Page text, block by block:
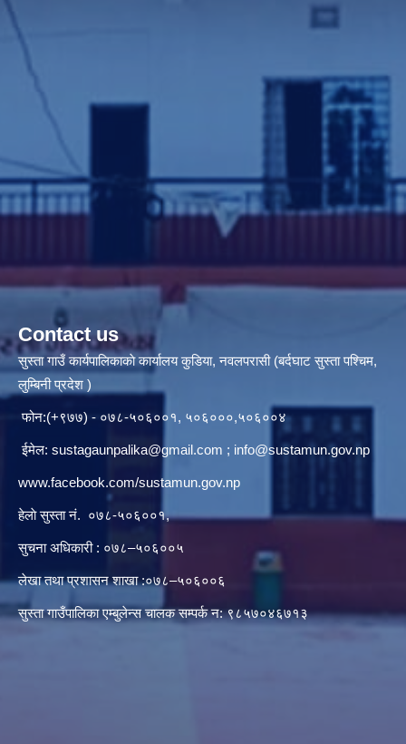
Contact us
सुस्ता गाउँ कार्यपालिकाकाे कार्यालय कुडिया, नवलपरासी (बर्दघाट सुस्ता पश्चिम,
लुम्बिनी प्रदेश )
फोन:(+९७७) - ०७८-५०६००१, ५०६०००,५०६००४
ईमेल: sustagaunpalika@gmail.com ; info@sustamun.gov.np
www.facebook.com/sustamun.gov.np
हेलाे सुस्ता नं. ०७८-५०६००१,
सुचना अधिकारी : ०७८–५०६००५
लेखा तथा प्रशासन शाखा :०७८–५०६००६
सुस्ता गाउँपालिका एम्बुलेन्स चालक सम्पर्क न‌‍: ९८५७०४६७१३